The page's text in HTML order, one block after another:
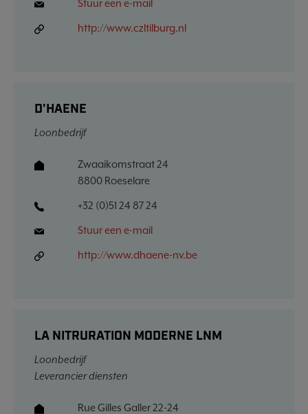
Stuur een e-mail
http://www.czltilburg.nl
D'HAENE
Loonbedrijf
Zwaaikomstraat 24
8800 Roeselare
+32 (0)51 24 87 24
Stuur een e-mail
http://www.dhaene-nv.be
LA NITRURATION MODERNE LNM
Loonbedrijf
Leverancier diensten
Rue Gilles Galler 22-24